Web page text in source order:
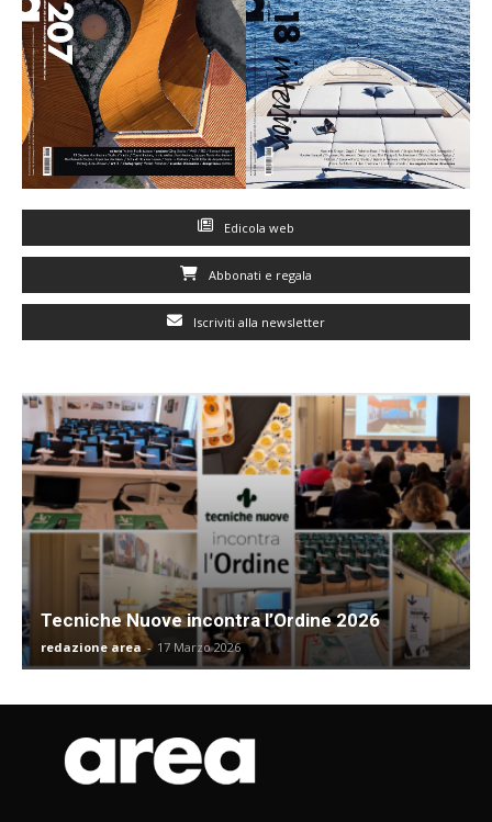
Edicola web
Abbonati e regala
Iscriviti alla newsletter
Tecniche Nuove incontra l’Ordine 2026
redazione area - 17 Marzo 2026